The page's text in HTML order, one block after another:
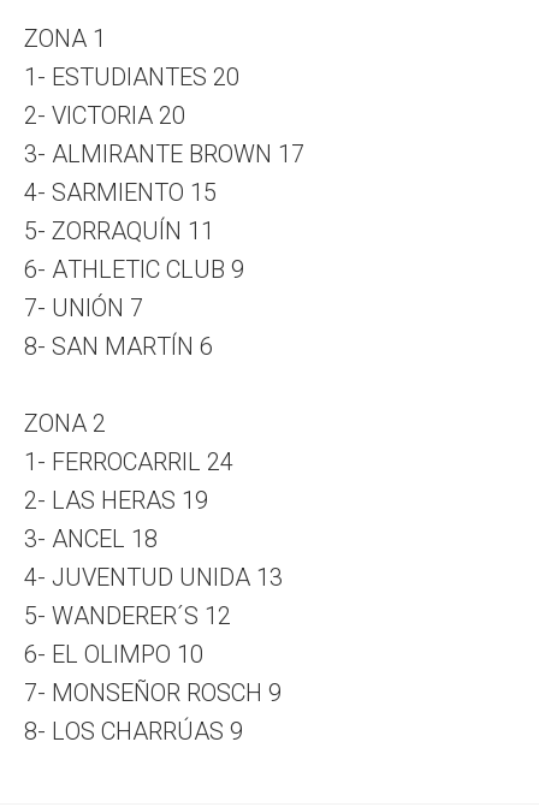
ZONA 1
1- ESTUDIANTES 20
2- VICTORIA 20
3- ALMIRANTE BROWN 17
4- SARMIENTO 15
5- ZORRAQUÍN 11
6- ATHLETIC CLUB 9
7- UNIÓN 7
8- SAN MARTÍN 6
ZONA 2
1- FERROCARRIL 24
2- LAS HERAS 19
3- ANCEL 18
4- JUVENTUD UNIDA 13
5- WANDERER´S 12
6- EL OLIMPO 10
7- MONSEÑOR ROSCH 9
8- LOS CHARRÚAS 9